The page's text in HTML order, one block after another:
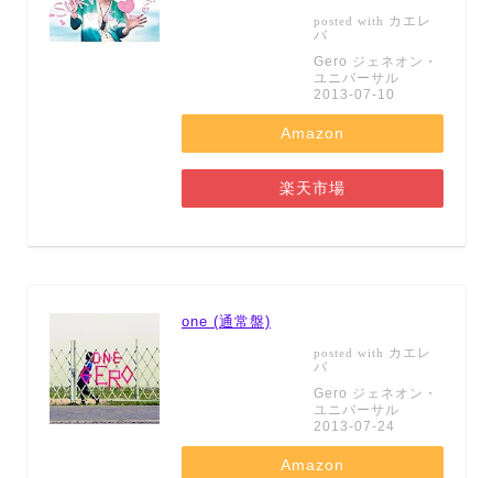
posted with カエレ
バ
Gero ジェネオン・
ユニバーサル
2013-07-10
Amazon
楽天市場
one (通常盤)
posted with カエレ
バ
Gero ジェネオン・
ユニバーサル
2013-07-24
Amazon